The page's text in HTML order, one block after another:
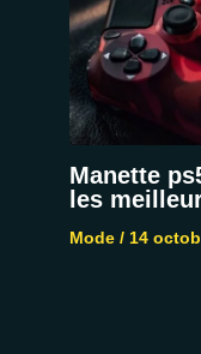
Manette
les
Mode/ 14